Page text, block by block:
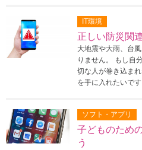
IT環境
正しい防災関
大地震や大雨、台
りません。 もし自
切な人が巻き込ま
を手に入れたいで
ソフト・アプリ
子どものため
う